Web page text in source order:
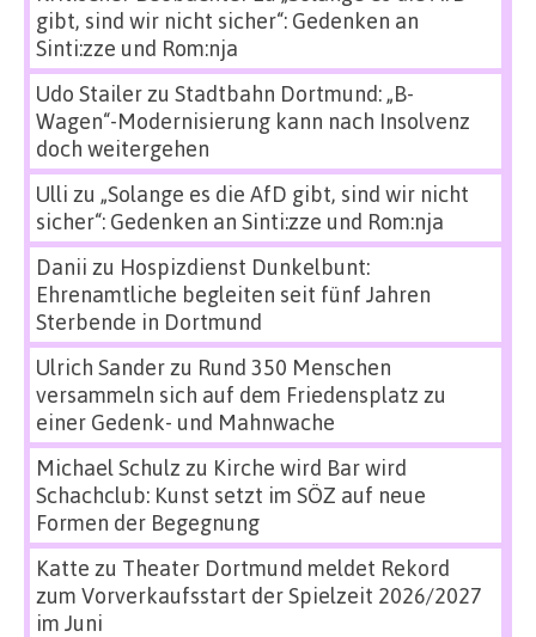
gibt, sind wir nicht sicher“: Gedenken an
Sinti:zze und Rom:nja
Udo Stailerzu Stadtbahn Dortmund: „B-
Wagen“-Modernisierung kann nach Insolvenz
doch weitergehen
Ulli zu „Solange es die AfD gibt, sind wir nicht
sicher“: Gedenken an Sinti:zze und Rom:nja
Danii zu Hospizdienst Dunkelbunt:
Ehrenamtliche begleiten seit fünf Jahren
Sterbende in Dortmund
Ulrich Sanderzu Rund 350 Menschen
versammeln sich auf dem Friedensplatz zu
einer Gedenk- und Mahnwache
Michael Schulz zu Kirche wird Bar wird
Schachclub: Kunst setzt im SÖZ auf neue
Formen der Begegnung
Katte zu Theater Dortmund meldet Rekord
zum Vorverkaufsstart der Spielzeit 2026/2027
im Juni